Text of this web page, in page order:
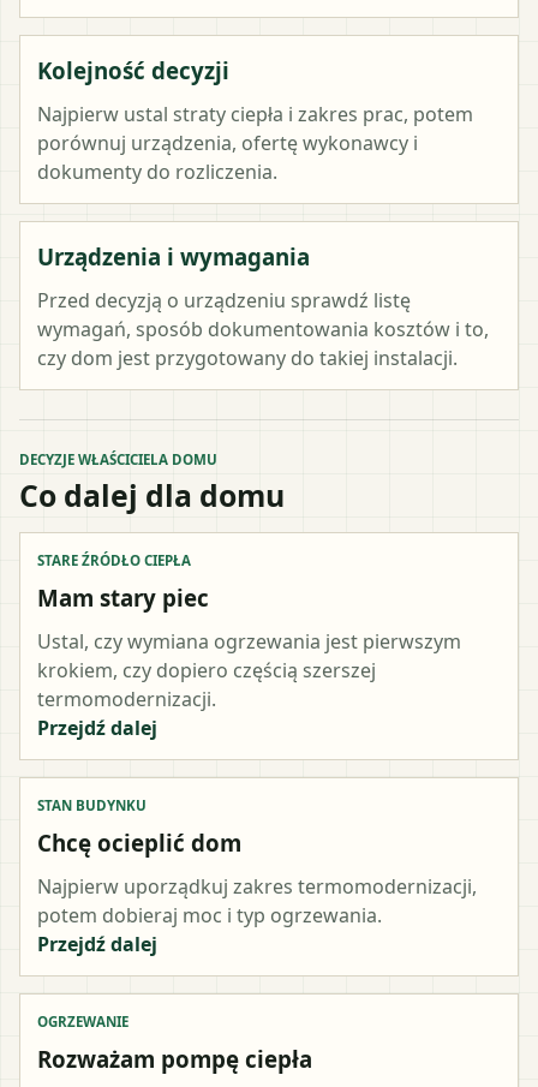
Kolejność decyzji
Najpierw ustal straty ciepła i zakres prac, potem
porównuj urządzenia, ofertę wykonawcy i
dokumenty do rozliczenia.
Urządzenia i wymagania
Przed decyzją o urządzeniu sprawdź listę
wymagań, sposób dokumentowania kosztów i to,
czy dom jest przygotowany do takiej instalacji.
DECYZJE WŁAŚCICIELA DOMU
Co dalej dla domu
STARE ŹRÓDŁO CIEPŁA
Mam stary piec
Ustal, czy wymiana ogrzewania jest pierwszym
krokiem, czy dopiero częścią szerszej
termomodernizacji.
Przejdź dalej
STAN BUDYNKU
Chcę ocieplić dom
Najpierw uporządkuj zakres termomodernizacji,
potem dobieraj moc i typ ogrzewania.
Przejdź dalej
OGRZEWANIE
Rozważam pompę ciepła